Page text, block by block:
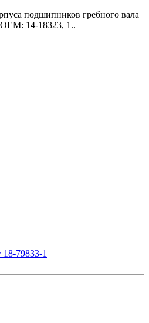
подшипников гребного вала
14-18323, 1..
79833-1